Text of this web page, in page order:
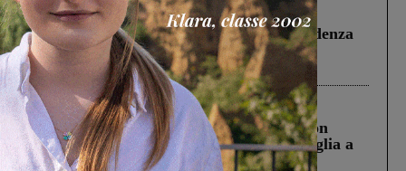
Figline Incisa Valdarno 1 Agosto 2026
Piscina di Figline finanziata oltre la scadenza
Pnrr, il gruppo di Fratelli d’Italia: “Un
ringraziamento al Governo”
Cronaca 3 Agosto 2026
Scomparso da una struttura di Castiglion
Fiorentino l’uomo che aveva ucciso la figlia a
Levane nel 2020